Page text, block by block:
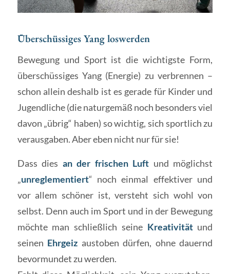
Überschüssiges Yang loswerden
Bewegung und Sport ist die wichtigste Form,
überschüssiges Yang (Energie) zu verbrennen –
schon allein deshalb ist es gerade für Kinder und
Jugendliche (die naturgemäß noch besonders viel
davon „übrig“ haben) so wichtig, sich sportlich zu
verausgaben. Aber eben nicht nur für sie!
Dass dies an der frischen Luft und möglichst
„unreglementiert“ noch einmal effektiver und
vor allem schöner ist, versteht sich wohl von
selbst. Denn auch im Sport und in der Bewegung
möchte man schließlich seine Kreativität und
seinen Ehrgeiz austoben dürfen, ohne dauernd
bevormundet zu werden.